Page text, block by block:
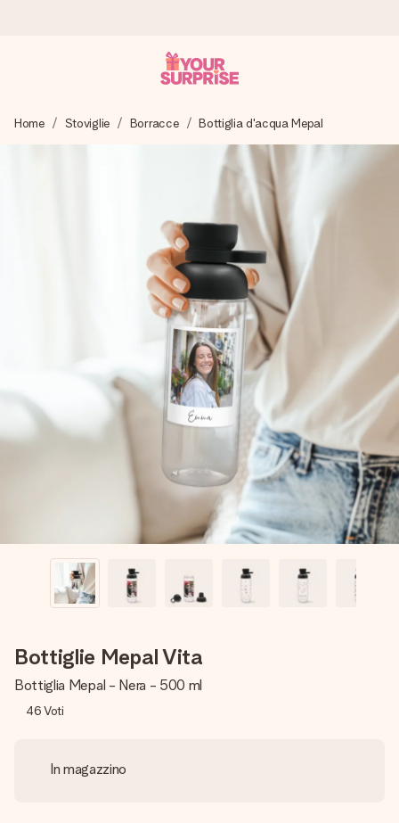
Prepariamo il tuo regalo con attenzione e lo spediamo in un
lampo – così potrai consegnarlo al momento giusto, quando
4,7 (basato su +15.000 recensioni)
I nostri regali ispirano. I clienti ci valutano 4,7 su Google
Biglietto d'auguri gratuito
Realizza qualcosa di unico in pochi passi – con il suo nome,
una tua foto o un messaggio che tocchi il cuore. Nessuna
complicazione, solo tanto amore per il momento perfetto.
Home Stoviglie Borracce Bottiglia d'acqua Mepal
Bottiglie Mepal Vita
Bottiglia Mepal - Nera - 500 ml
46Voti
In magazzino